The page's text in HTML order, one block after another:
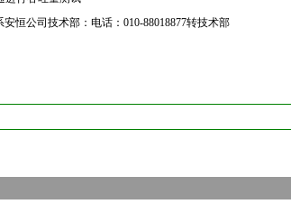
恒公司技术部：电话：010-88018877转技术部